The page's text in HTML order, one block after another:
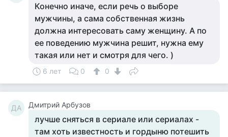
Конечно иначе, если речь о выборе
мужчины, а сама собственная жизнь
должна интересовать саму женщину. А по
ее поведению мужчина решит, нужна ему
такая или нет и смотря для чего. )
6 лет 0 0
ДА Дмитрий Арбузов
лучше сняться в сериале или сериалах -
там хоть известность и гордыню потешить